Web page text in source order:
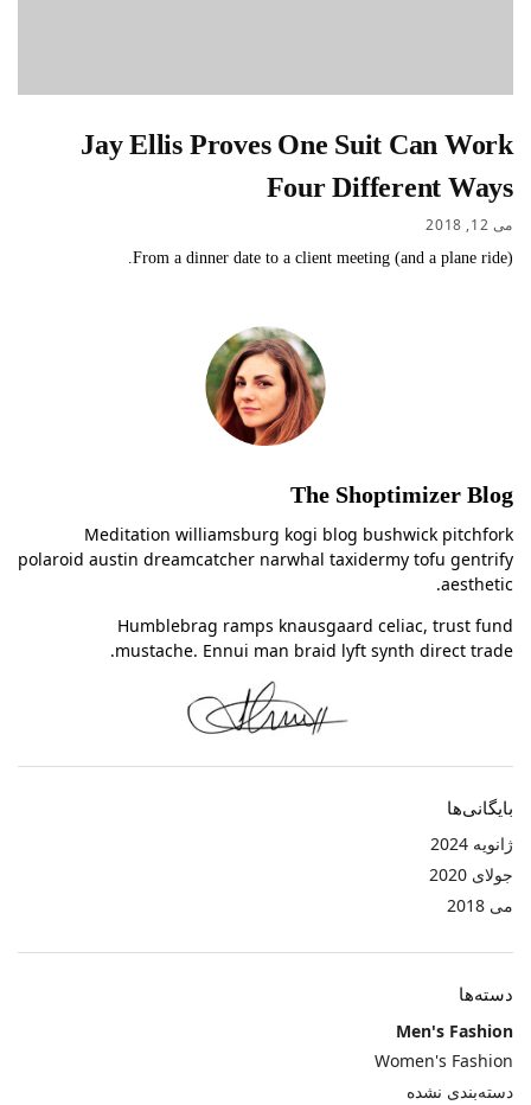
Jay Ellis Proves One Suit Can Work
Four Different Ways
می 12, 2018
From a dinner date to a client meeting (and a plane ride).
The Shoptimizer Blog
Meditation williamsburg kogi blog bushwick pitchfork
polaroid austin dreamcatcher narwhal taxidermy tofu gentrify
aesthetic.
Humblebrag ramps knausgaard celiac, trust fund
mustache. Ennui man braid lyft synth direct trade.
بایگانی‌ها
ژانویه 2024
جولای 2020
می 2018
دسته‌ها
Men's Fashion
Women's Fashion
دسته‌بندی نشده